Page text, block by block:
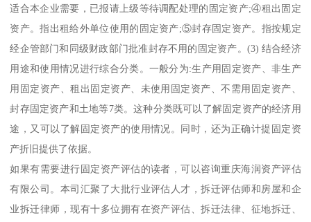
适合本企业需要，已报请上级等待调配处理的固定资产;④租出固定
资产。指出租给外单位使用的固定资产;⑤封存固定资产。指按规定
经企管部门和同级财政部门批准封存不用的固定资产。(3) 结合经济
用途和使用情况进行综合分类。一般分为:生产用固定资产、非生产
用固定资产、租出固定资产、未使用固定资产、不需用固定资产、
封存固定资产和土地等7类。这种分类既可以了解固定资产的经济用
途，又可以了解固定资产的使用情况。同时，还为正确计提固定资
产折旧提供了依据。
如果有需要进行固定资产评估的读者，可以咨询重庆海润资产评估
有限公司。本司汇聚了大批行业评估人才，拆迁评估师和房屋和企
业拆迁律师，现有十多位拥有在资产评估、拆迁法律、征地拆迁、